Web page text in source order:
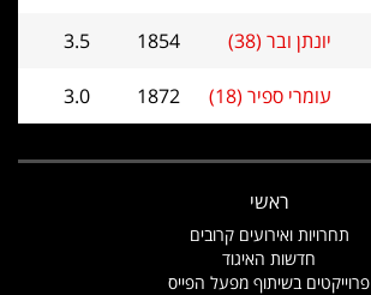
יונתן ובר (38) 1854
3.5
עומרי ספיר (18) 1872
3.0
ראשי
תחרויות ואירועים קרובים
חדשות האיגוד
פרוייקטים בשיתוף מפעל הפייס